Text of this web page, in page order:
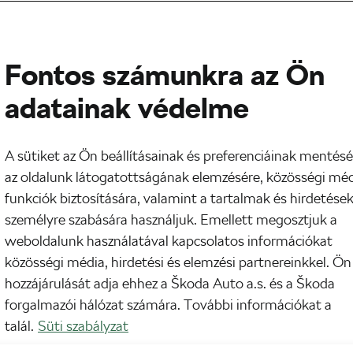
100% -ban önellátó voltam. Úgy kerültem a
el tudok élni, amit találok. Ez mára már
a világot. Ráadásul nagyon megszerettem
ezt a részét is ugyanolyan
Fontos számunkra az Ön
adatainak védelme
A sütiket az Ön beállításainak és preferenciáinak
az oldalunk látogatottságának elemzésére, közösségi
funkciók biztosítására, valamint a tartalmak és hirdetések
személyre szabására használjuk. Emellett megosztjuk a
weboldalunk használatával kapcsolatos információkat
közösségi média, hirdetési és elemzési partnereinkkel. Ön
hozzájárulását adja ehhez a Škoda Auto a.s. és a Škoda
forgalmazói hálózat számára. További információkat a
talál. Süti szabályzat